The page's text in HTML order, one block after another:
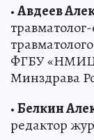
•Авдеев
ФГБУ «НМИЦ
Минздрава
•Белкин
редактор